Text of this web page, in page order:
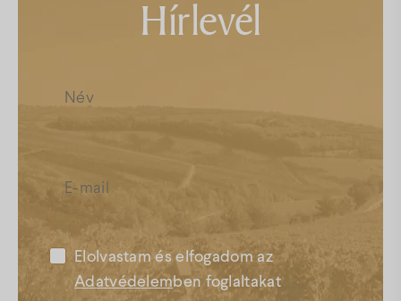
Hírlevél
Elolvastam és elfogadom az
Adatvédelemben foglaltakat